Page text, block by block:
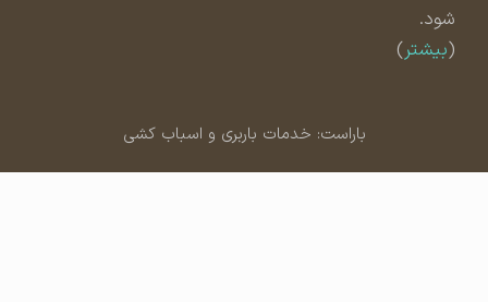
شود.
بیشتر)
باراست: خدمات باربری و اسباب کشی